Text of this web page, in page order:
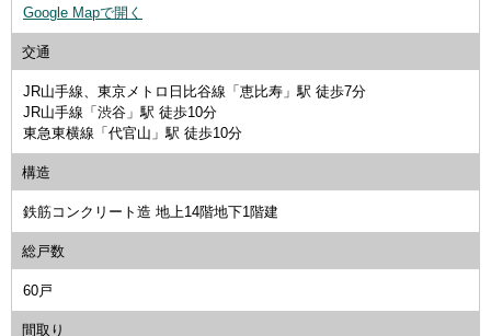
Google Mapで開く
交通
JR山手線、東京メトロ日比谷線「恵比寿」駅 徒歩7分
JR山手線「渋谷」駅 徒歩10分
東急東横線「代官山」駅 徒歩10分
構造
鉄筋コンクリート造 地上14階地下1階建
総戸数
60戸
間取り